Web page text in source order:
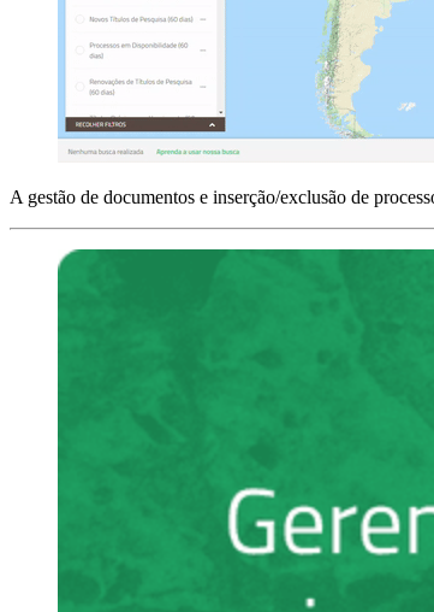
A gestão de documentos e inserção/exclusão de